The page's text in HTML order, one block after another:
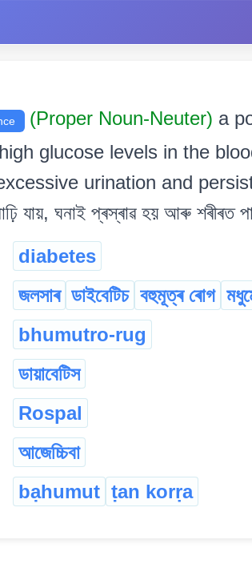
(Proper Noun-Neuter) a
glucose levels in the
urination and
যায়, ঘনাই প্ৰস্ৰাৱ হয় আৰু শৰীৰত
diabetes
জলসাৰ ডাইবেটিচ বহুমূত্ৰ ৰোগ
bhumutro-rug
ডায়াবেটিস
Rospal
আজেচ্চিবা
bạhumut ṭan korṛa